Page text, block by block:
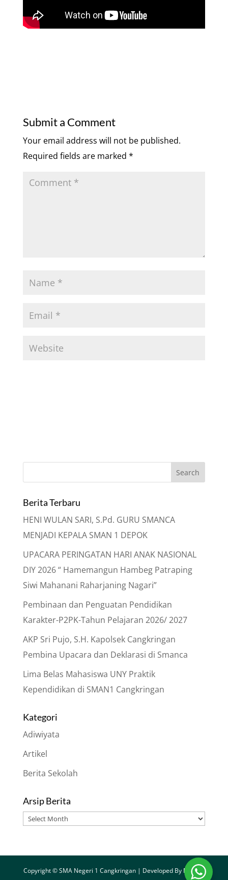
Submit a Comment
Your email address will not be published.
Required fields are marked *
Berita Terbaru
HENI WULAN SARI, S.Pd. GURU SMANCA
MENJADI KEPALA SMAN 1 DEPOK
UPACARA PERINGATAN HARI ANAK NASIONAL
DIY 2026 “ Hamemangun Hambeg Patraping
Siwi Mahanani Raharjaning Nagari”
Pembinaan dan Penguatan Pendidikan
Karakter-P2PK-Tahun Pelajaran 2026/ 2027
AKP Sri Pujo, S.H. Kapolsek Cangkringan
Pembina Upacara dan Deklarasi di Smanca
Lima Belas Mahasiswa UNY Praktik
Kependidikan di SMAN1 Cangkringan
Kategori
Adiwiyata
Artikel
Berita Sekolah
Arsip Berita
Arsip
Copyright © SMA Negeri 1 Cangkringan | Developed By Merapi